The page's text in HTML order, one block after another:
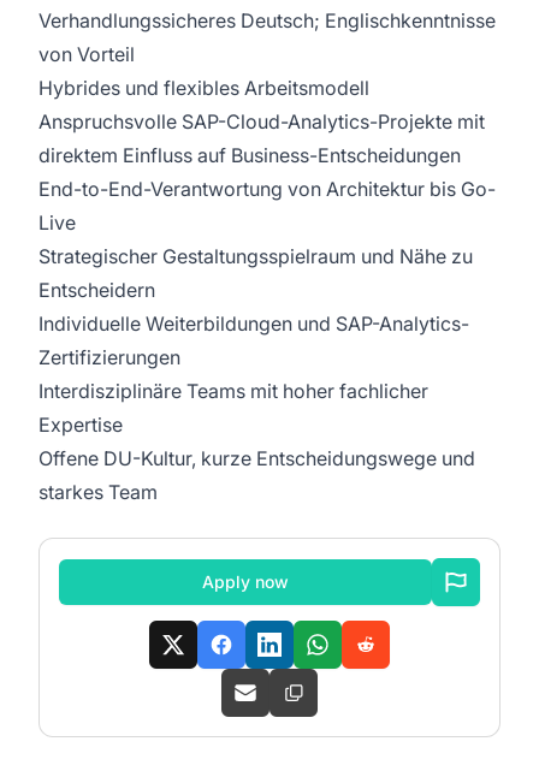
Verhandlungssicheres Deutsch; Englischkenntnisse
von Vorteil
Hybrides und flexibles Arbeitsmodell
Anspruchsvolle SAP-Cloud-Analytics-Projekte mit
direktem Einfluss auf Business-Entscheidungen
End-to-End-Verantwortung von Architektur bis Go-
Live
Strategischer Gestaltungsspielraum und Nähe zu
Entscheidern
Individuelle Weiterbildungen und SAP-Analytics-
Zertifizierungen
Interdisziplinäre Teams mit hoher fachlicher
Expertise
Offene DU-Kultur, kurze Entscheidungswege und
starkes Team
Apply now